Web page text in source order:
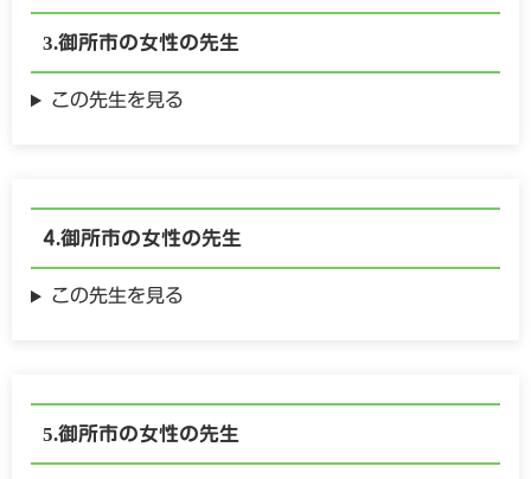
御所市の女性の先生
この先生を見る
御所市の女性の先生
この先生を見る
御所市の女性の先生